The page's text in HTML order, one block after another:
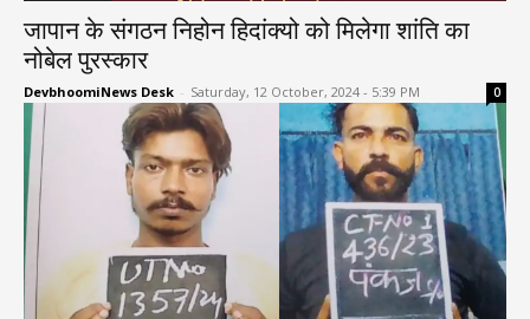
जापान के संगठन निहोन हिदांक्यो को मिलेगा शांति का
नोबेल पुरस्कार
DevbhoomiNews Desk - Saturday, 12 October, 2024 - 5:39 PM 0